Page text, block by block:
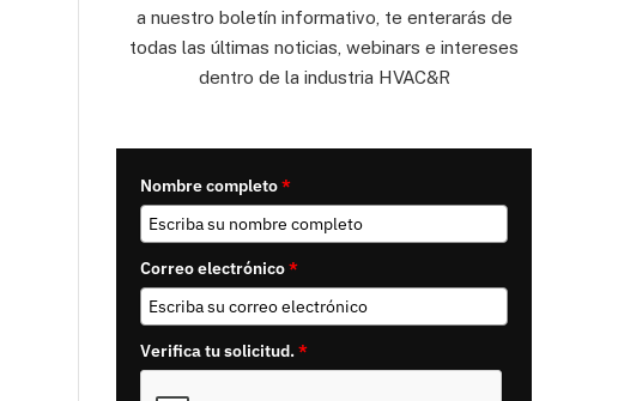
a nuestro boletín informativo, te enterarás de
todas las últimas noticias, webinars e intereses
dentro de la industria HVAC&R
Nombre completo*
Correo electrónico*
Verifica tu solicitud.*